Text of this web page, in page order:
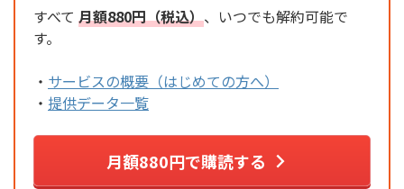
すべて 月額880円（税込）、いつでも解約可能で
す。
・ サービスの概要（はじめての方へ）
・ 提供データ一覧
月額880円で購読する